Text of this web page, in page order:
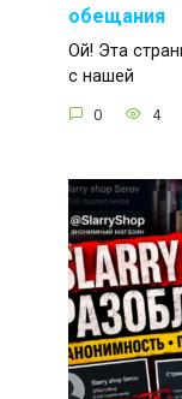
обещания
Ой! Эта
с нашей
0 4